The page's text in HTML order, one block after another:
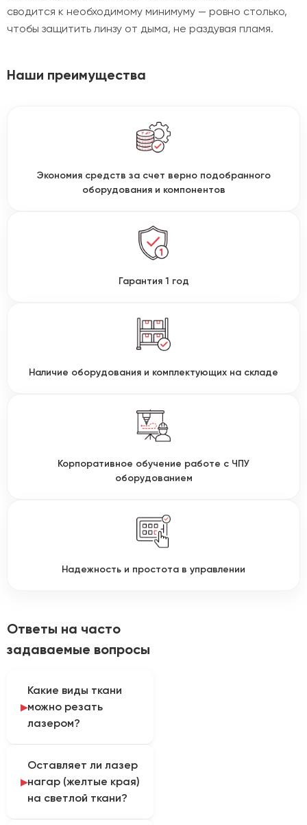
сводится к необходимому минимуму — ровно столько,
чтобы защитить линзу от дыма, не раздувая пламя.
Наши преимущества
Экономия средств за счет верно подобранного
оборудования и компонентов
Гарантия 1 год
Наличие оборудования и комплектующих на складе
Корпоративное обучение работе с ЧПУ
оборудованием
Надежность и простота в управлении
Ответы на часто
задаваемые вопросы
Какие виды ткани
можно резать
лазером?
большинство тканей:
фетр, хлопок, шелк,
джинсу, кевлар,
Оставляет ли лазер
нагар (желтые края)
на светлой ткани?